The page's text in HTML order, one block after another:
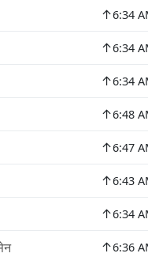
↑6:34
↑6:34
↑6:34
↑6:48
↑6:47
↑6:43
↑6:34
↑6:36